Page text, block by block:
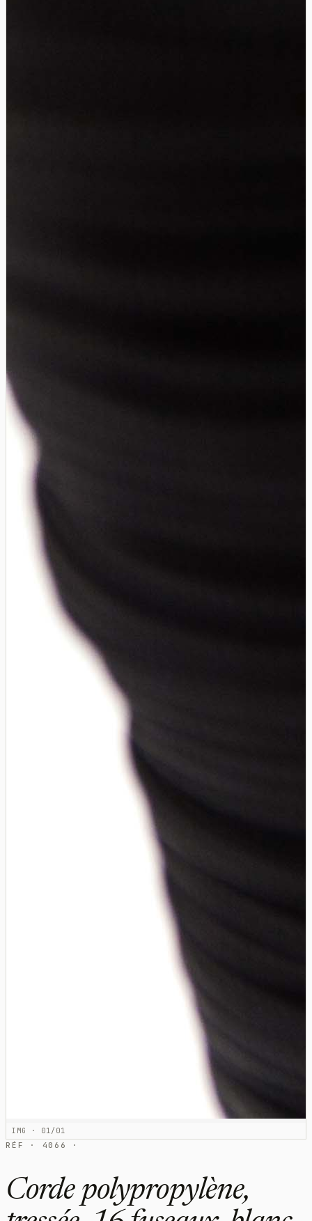
IMG · 01/01
RÉF · 4066 ·
Corde polypropylène,